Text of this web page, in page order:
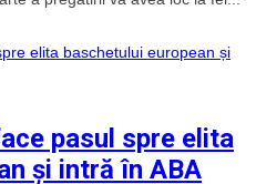
U-
Napoca
pentru
ABA
League
și
pasul spre elita
și intră în ABA